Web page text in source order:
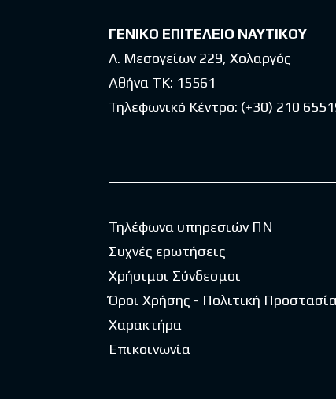
ΓΕΝΙΚΟ ΕΠΙΤΕΛΕΙΟ ΝΑΥΤΙΚΟΥ
Λ. Μεσογείων 229, Χολαργός
Αθήνα ΤΚ: 15561
Τηλεφωνικό Κέντρο: (+30) 210
Τηλέφωνα υπηρεσιών ΠΝ
Συχνές ερωτήσεις
Χρήσιμοι Σύνδεσμοι
Όροι Χρήσης - Πολιτική
Χαρακτήρα
Επικοινωνία